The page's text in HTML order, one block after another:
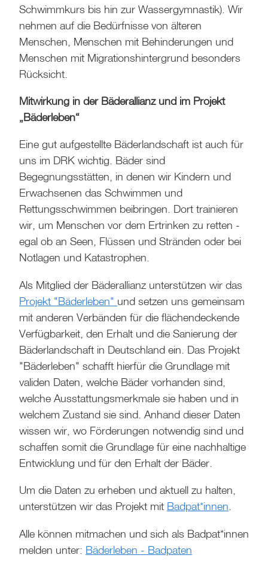
Schwimmkurs bis hin zur Wassergymnastik). Wir
nehmen auf die Bedürfnisse von älteren
Menschen, Menschen mit Behinderungen und
Menschen mit Migrationshintergrund besonders
Rücksicht.
Mitwirkung in der Bäderallianz und im Projekt
„Bäderleben“
Eine gut aufgestellte Bäderlandschaft ist auch für
uns im DRK wichtig. Bäder sind
Begegnungsstätten, in denen wir Kindern und
Erwachsenen das Schwimmen und
Rettungsschwimmen beibringen. Dort trainieren
wir, um Menschen vor dem Ertrinken zu retten -
egal ob an Seen, Flüssen und Stränden oder bei
Notlagen und Katastrophen.
Als Mitglied der Bäderallianz unterstützen wir das
Projekt "Bäderleben" und setzen uns gemeinsam
mit anderen Verbänden für die flächendeckende
Verfügbarkeit, den Erhalt und die Sanierung der
Bäderlandschaft in Deutschland ein. Das Projekt
"Bäderleben" schafft hierfür die Grundlage mit
validen Daten, welche Bäder vorhanden sind,
welche Ausstattungsmerkmale sie haben und in
welchem Zustand sie sind. Anhand dieser Daten
wissen wir, wo Förderungen notwendig sind und
schaffen somit die Grundlage für eine nachhaltige
Entwicklung und für den Erhalt der Bäder.
Um die Daten zu erheben und aktuell zu halten,
unterstützen wir das Projekt mit Badpat*innen.
Alle können mitmachen und sich als Badpat*innen
melden unter: Bäderleben - Badpaten